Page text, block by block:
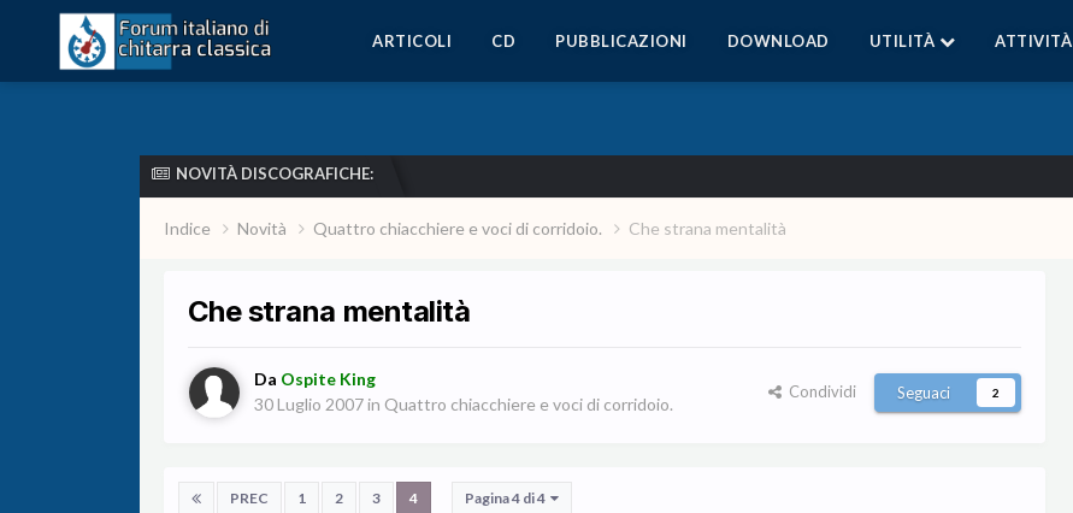
ARTICOLI CD PUBBLICAZIONI DOWNLOAD UTILITÀ ATTIVITÀ
NOVITÀ DISCOGRAFICHE:
Indice Novità Quattro chiacchiere e voci di corridoio. Che strana mentalità
Che strana mentalità
Da Ospite King
30 Luglio 2007in Quattro chiacchiere e voci di corridoio.
Condividi Seguaci 2
PREC 1 2 3 4 Pagina 4 di 4